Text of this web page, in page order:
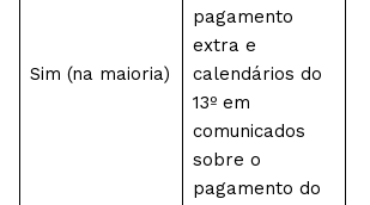
Sim (na maioria)
pagamento
extra e
calendários do
13º em
comunicados
sobre o
pagamento do